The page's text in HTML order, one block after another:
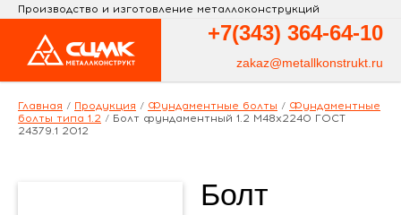
Производство и изготовление металлоконструкций
+7(343) 364-64-10
zakaz@metallkonstrukt.ru
Главная / Продукция / Фундаментные болты / Фундаментные
болты типа 1.2 / Болт фундаментный 1.2 М48х2240 ГОСТ
24379.1 2012
Болт